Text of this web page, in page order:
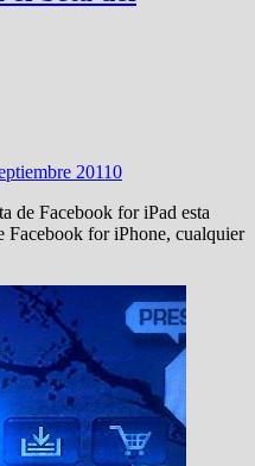
20110
de Facebook for iPad esta
Facebook for iPhone, cualquier